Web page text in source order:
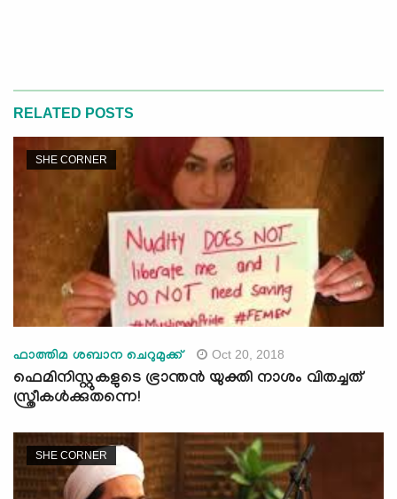
RELATED POSTS
SHE CORNER
ഫാത്തിമ ശബാന ചെറുമുക്ക് Oct 20, 2018
ഫെമിനിസ്റ്റുകളുടെ ഭ്രാന്തന്‍ യുക്തി നാശം വിതച്ചത്
സ്ത്രീകള്‍ക്കുതന്നെ!
SHE CORNER